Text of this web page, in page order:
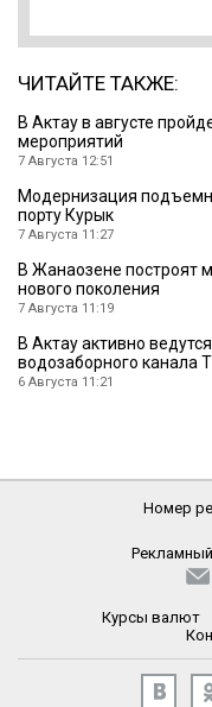
ЧИТАЙТЕ ТАКЖЕ:
В Актау в августе
мероприятий
7 Августа 12:51
Модернизация
порту Курык
7 Августа 11:27
В Жанаозене построят
нового поколения
7 Августа 11:19
В Актау активно
водозаборного канала
6 Августа 11:21
Номер
Курсы валют